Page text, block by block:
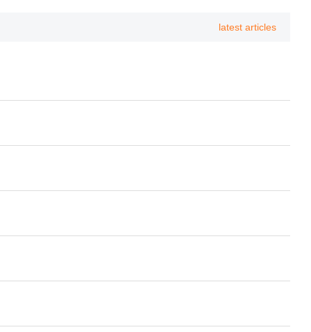
latest articles